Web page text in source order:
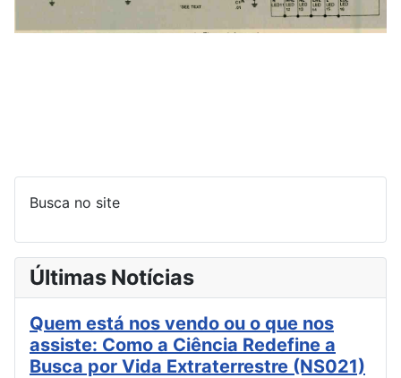
Busca no site
Últimas Notícias
Quem está nos vendo ou o que nos
assiste: Como a Ciência Redefine a
Busca por Vida Extraterrestre (NS021)